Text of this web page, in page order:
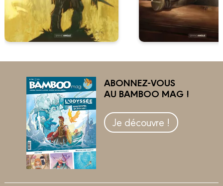
ABONNEZ-VOUS
AU BAMBOO MAG !
Je découvre !